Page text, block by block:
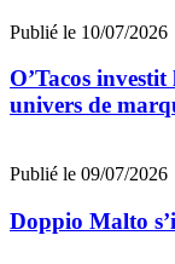
Publié le 10/07/2026
O’Tacos
univers de
Publié le 09/07/2026
Doppio Malto